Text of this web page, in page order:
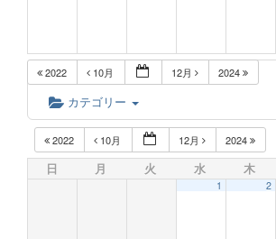
2022 10月 12月 2024
カテゴリー
2022 10月 12月 2024
日 月 火 水 木
1 2